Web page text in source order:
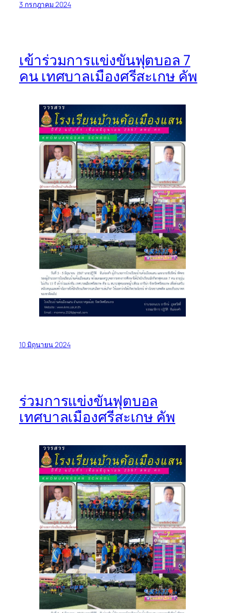
3 กรกฎาคม 2024
เข้าร่วมการแข่งขันฟุตบอล 7
คน เทศบาลเมืองศรีสะเกษ คัพ
10 มิถุนายน 2024
ร่วมการแข่งขันฟุตบอล
เทศบาลเมืองศรีสะเกษ คัพ